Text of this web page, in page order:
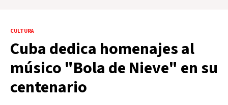
CULTURA
Cuba dedica homenajes al
músico "Bola de Nieve" en su
centenario